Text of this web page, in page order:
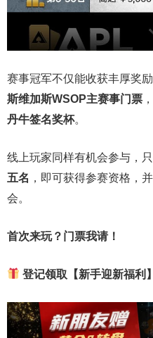
赛事冠军不仅能收获丰厚奖
斯维加斯WSOP主赛事门票
丹牛签名奖杯。
线上玩家同样有机会参与，
五名 ，即可获得参赛资格，
会。
首次来玩？门票我请！
登记领取【新手迎新福利】